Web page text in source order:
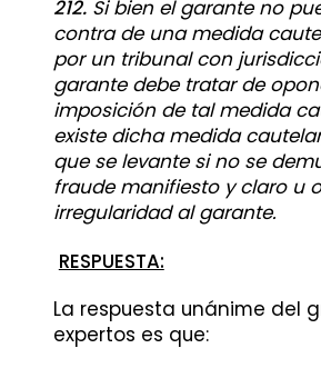
212.Si bien el garante no
contra de una medida
por un tribunal con
garante debe tratar de
imposición de tal medida
existe dicha medida
que se levante si no se
fraude manifiesto y claro u
irregularidad al garante.
RESPUESTA:
La respuesta unánime del
expertos es que: